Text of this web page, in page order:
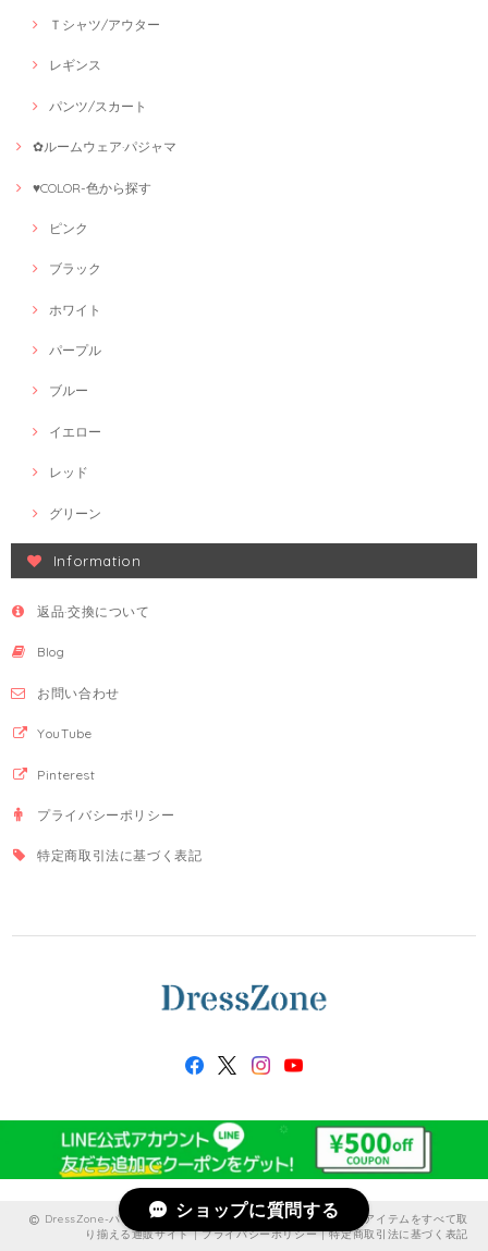
Ｔシャツ/アウター
レギンス
パンツ/スカート
✿ルームウェア·パジャマ
♥COLOR-色から探す
ピンク
ブラック
ホワイト
パープル
ブルー
イエロー
レッド
グリーン
Information
返品·交換について
Blog
お問い合わせ
YouTube
Pinterest
プライバシーポリシー
特定商取引法に基づく表記
DressZone-パーティードレス、プライベート、出勤服などのアイテムをすべて取
り揃える通販サイト |プライバシーポリシー|特定商取引法に基づく表記
ショップに質問する